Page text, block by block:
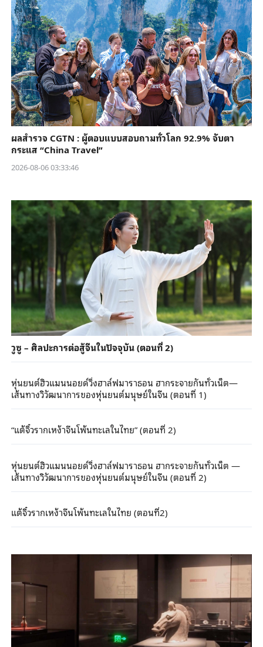
ผลสำรวจ CGTN : ผู้ตอบแบบสอบถามทั่วโลก 92.9% จับตา
กระแส “China Travel”
2026-08-06 03:33:46
วูซู – ศิลปะการต่อสู้จีนในปัจจุบัน (ตอนที่ 2)
หุ่นยนต์ฮิวแมนนอยด์วิ่งฮาล์ฟมาราธอน ฮากระจายกันทั่วเน็ต—
เส้นทางวิวัฒนาการของหุ่นยนต์มนุษย์ในจีน (ตอนที่ 1)
“แต้จิ๋วรากเหง้าจีนโพ้นทะเลในไทย” (ตอนที่ 2)
หุ่นยนต์ฮิวแมนนอยด์วิ่งฮาล์ฟมาราธอน ฮากระจายกันทั่วเน็ต —
เส้นทางวิวัฒนาการของหุ่นยนต์มนุษย์ในจีน (ตอนที่ 2)
แต้จิ๋วรากเหง้าจีนโพ้นทะเลในไทย (ตอนที่2)